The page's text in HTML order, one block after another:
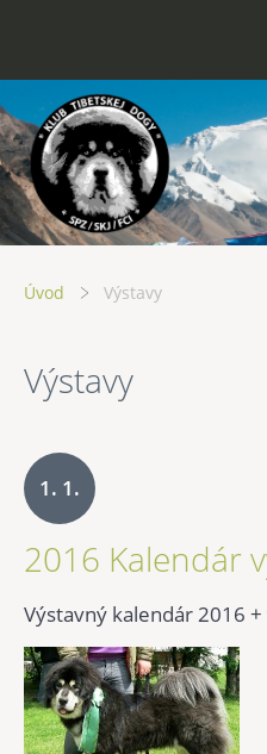
Úvod Výstavy
Výstavy
1. 1.
2016
2016 Kalendár
Výstavný kalendár 2016